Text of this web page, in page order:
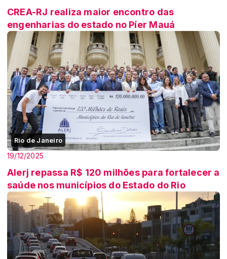
CREA-RJ realiza maior encontro das
engenharias do estado no Píer Mauá
Rio de Janeiro
19/12/2025
Alerj repassa R$ 120 milhões para fortalecer a
saúde nos municípios do Estado do Rio